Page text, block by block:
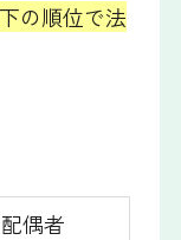
の順位で法
偶者